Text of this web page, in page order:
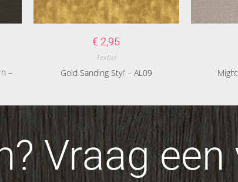
–
€ 2,95
Textiel
Gold Sanding Styl’ – AL09
Vraag